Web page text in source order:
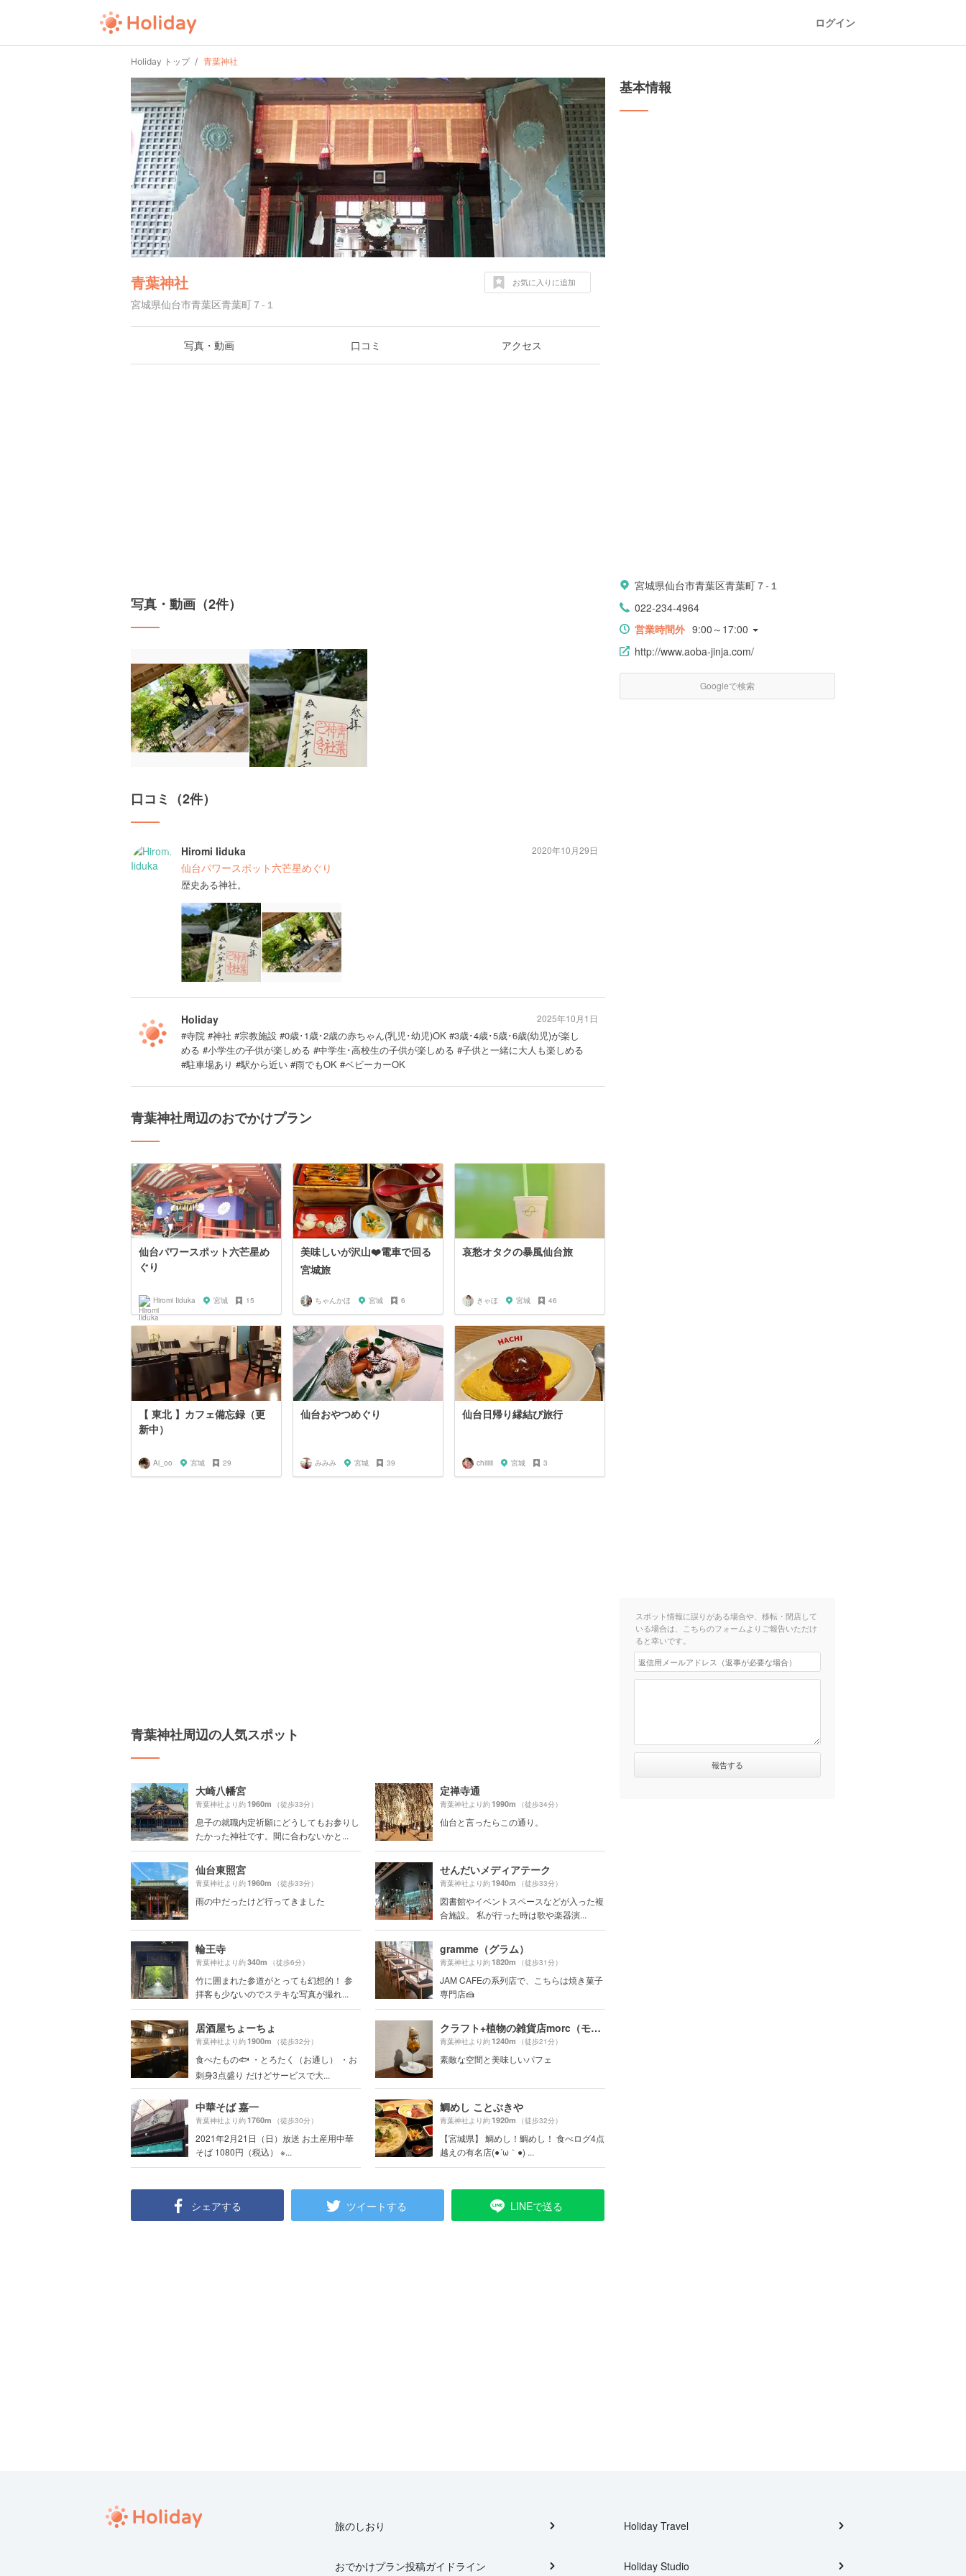
ログイン
Holiday トップ 青葉神社
青葉神社
宮城県仙台市青葉区青葉町７-１
お気に入りに追加
写真・動画 口コミ アクセス
写真・動画（2件）
口コミ（2件）
Hiromi Iiduka
仙台パワースポット六芒星めぐり
歴史ある神社。
2020年10月29日
Holiday
#寺院 #神社 #宗教施設 #0歳･1歳･2歳の赤ちゃん(乳児･幼児)OK #3歳･4歳･5歳･6歳(幼児)が楽し
める #小学生の子供が楽しめる #中学生･高校生の子供が楽しめる #子供と一緒に大人も楽しめる
#駐車場あり #駅から近い #雨でもOK #ベビーカーOK
2025年10月1日
青葉神社周辺のおでかけプラン
仙台パワースポット六芒星め
ぐり
Hiromi Iiduka 宮城 15
美味しいが沢山❤️電車で回る
宮城旅
ちゃんかほ 宮城 6
哀愁オタクの暴風仙台旅
きゃほ 宮城 46
【 東北 】カフェ備忘録（更
新中）
Ai_oo 宮城 29
仙台おやつめぐり
みみみ 宮城 39
仙台日帰り縁結び旅行
chiiiiii 宮城 3
青葉神社周辺の人気スポット
大崎八幡宮
青葉神社より約1960m （徒歩33分）
息子の就職内定祈願にどうしてもお参りし
たかった神社です。間に合わないかと...
定禅寺通
青葉神社より約1990m （徒歩34分）
仙台と言ったらこの通り。
仙台東照宮
青葉神社より約1960m （徒歩33分）
雨の中だったけど行ってきました
せんだいメディアテーク
青葉神社より約1940m （徒歩33分）
図書館やイベントスペースなどが入った複
合施設。 私が行った時は歌や楽器演...
輪王寺
青葉神社より約340m （徒歩6分）
竹に囲まれた参道がとっても幻想的！ 参
拝客も少ないのでステキな写真が撮れ...
gramme（グラム）
青葉神社より約1820m （徒歩31分）
JAM CAFEの系列店で、こちらは焼き菓子
専門店🍰
居酒屋ちょーちょ
青葉神社より約1900m （徒歩32分）
食べたもの🐟 ・とろたく（お通し） ・お
刺身3点盛り だけどサービスで大...
クラフト+植物の雑貨店morc（モーク）
青葉神社より約1240m （徒歩21分）
素敵な空間と美味しいパフェ
中華そば 嘉一
青葉神社より約1760m （徒歩30分）
2021年2月21日（日）放送 お土産用中華
そば 1080円（税込） ※...
鯛めし ことぶきや
青葉神社より約1920m （徒歩32分）
【宮城県】 鯛めし！鯛めし！ 食べログ4点
越えの有名店(●´ω｀●) ...
シェアする ツイートする LINEで送る
基本情報
宮城県仙台市青葉区青葉町７-１
022-234-4964
営業時間外 9:00～17:00
http://www.aoba-jinja.com/
Googleで検索
スポット情報に誤りがある場合や、移転・閉店して
いる場合は、こちらのフォームよりご報告いただけ
ると幸いです。
旅のしおり
おでかけプラン投稿ガイドライン
Holiday Travel
Holiday Studio